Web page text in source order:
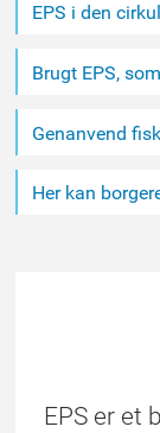
EPS i den
Brugt EPS,
Genanvend
Her kan
EPS er et